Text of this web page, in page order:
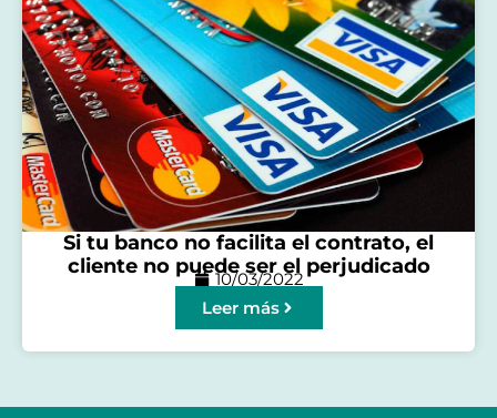
Si tu banco no facilita el contrato, el
cliente no puede ser el perjudicado
10/03/2022
Leer más